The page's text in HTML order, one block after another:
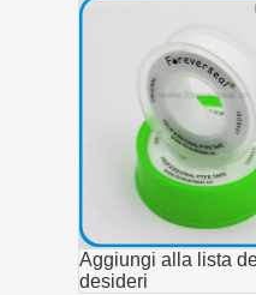
Aggiungi alla lista
desideri